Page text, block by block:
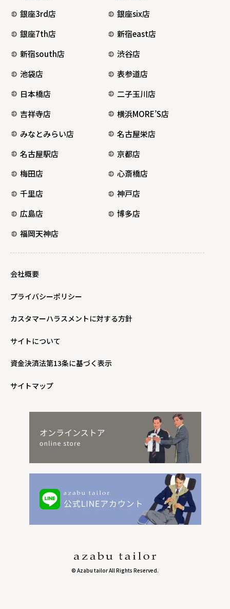
銀座3rd店
銀座six店
銀座7th店
新宿east店
新宿south店
渋谷店
池袋店
表参道店
日本橋店
二子玉川店
吉祥寺店
横浜MORE’S店
みなとみらい店
名古屋栄店
名古屋駅店
京都店
梅田店
心斎橋店
千里店
神戸店
広島店
博多店
福岡天神店
会社概要
プライバシーポリシー
カスタマーハラスメントに対する方針
サイトについて
資金決済法第13条に基づく表示
サイトマップ
© Azabu tailor All Rights Reserved.